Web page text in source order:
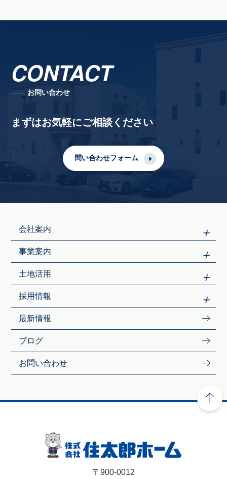
CONTACT
お問い合わせ
まずはお気軽にご相談ください
問い合わせフォーム
会社案内
事業案内
土地活用
採用情報
最新情報
ブログ
お問い合わせ
〒900-0012